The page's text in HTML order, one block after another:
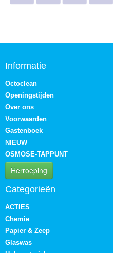
Informatie
Octoclean
Openingstijden
Over ons
Voorwaarden
Gastenboek
NIEUW
OSMOSE-TAPPUNT
Herroeping
Categorieën
ACTIES
Chemie
Papier & Zeep
Glaswas